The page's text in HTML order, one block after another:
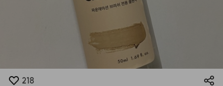
218